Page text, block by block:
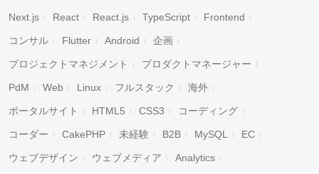
Next.js React React.js TypeScript Frontend
コンサル Flutter Android 企画
プロジェクトマネジメント プロダクトマネージャー
PdM Web Linux フルスタック 海外
ポータルサイト HTML5 CSS3 コーディング
コーダー CakePHP 未経験 B2B MySQL EC
ウェブデザイン ウェブメディア Analytics